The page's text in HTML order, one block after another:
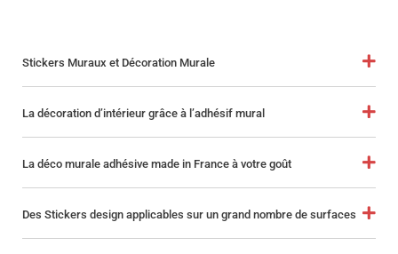
Stickers Muraux et Décoration Murale
La décoration d’intérieur grâce à l’adhésif mural
La déco murale adhésive made in France à votre goût
Des Stickers design applicables sur un grand nombre de surfaces